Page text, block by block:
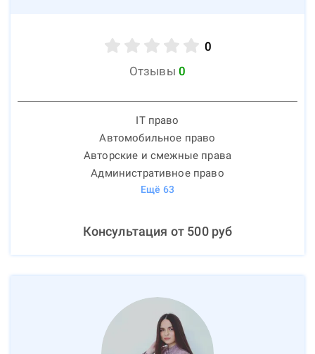
0
Отзывы 0
IT право
Автомобильное право
Авторские и смежные права
Административное право
Ещё 63
Консультация от 500руб